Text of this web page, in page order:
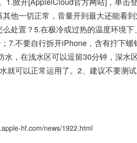
他一切正常，音量开到最大还能看
处置？5.在极冷或过热的温度环境
7.不要自行拆开iPhone，含有拧下螺
，在浅水区可以逗留30分钟，深水
就可以正常运用了。2、建议不要测
hf.com/news/1922.html